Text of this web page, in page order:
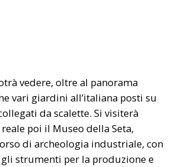
vedere, oltre al panorama
vari giardini all’italiana posti su
da scalette. Si visiterà
poi il Museo della Seta,
di archeologia industriale, con
strumenti per la produzione e